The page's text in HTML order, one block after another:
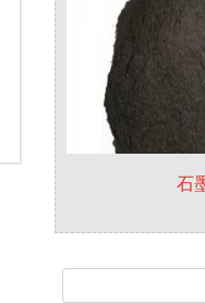
石